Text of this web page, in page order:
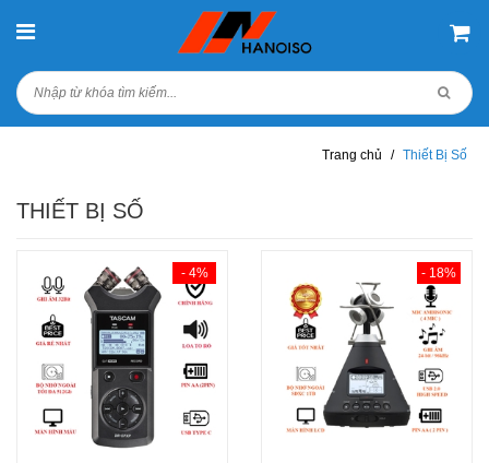
Trang chủ / Thiết Bị Số
THIẾT BỊ SỐ
- 4% - 18%